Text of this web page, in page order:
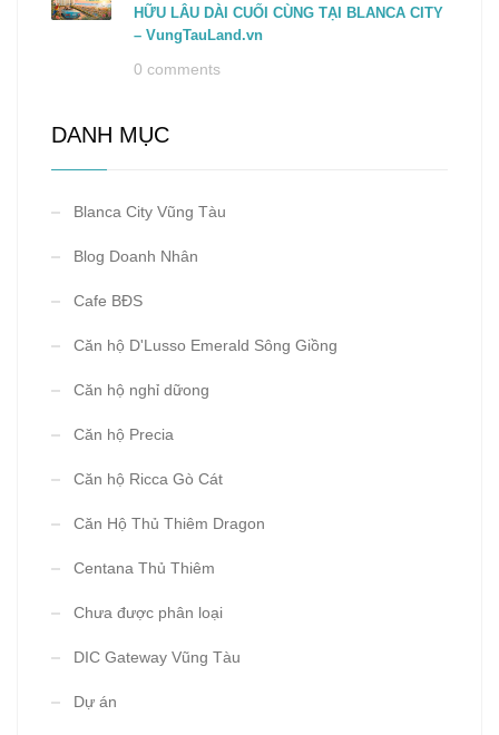
HỮU LÂU DÀI CUỐI CÙNG TẠI BLANCA CITY
– VungTauLand.vn
0 comments
DANH MỤC
Blanca City Vũng Tàu
Blog Doanh Nhân
Cafe BĐS
Căn hộ D'Lusso Emerald Sông Giồng
Căn hộ nghỉ dữong
Căn hộ Precia
Căn hộ Ricca Gò Cát
Căn Hộ Thủ Thiêm Dragon
Centana Thủ Thiêm
Chưa được phân loại
DIC Gateway Vũng Tàu
Dự án